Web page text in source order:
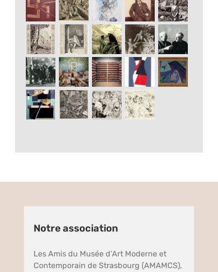
Notre association
Les Amis du Musée d’Art Moderne et
Contemporain de Strasbourg (AMAMCS),